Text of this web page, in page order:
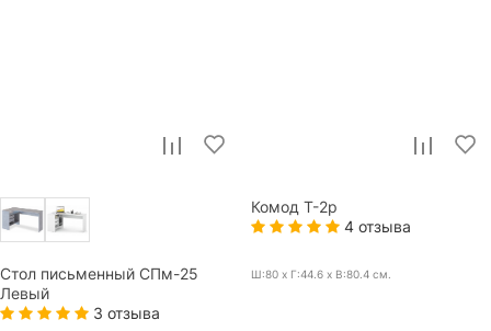
Стол письменный СПм-25
Левый
3 отзыва
Комод Т-2р
4 отзыва
Ш:80 x Г:44.6 x В:80.4 см.